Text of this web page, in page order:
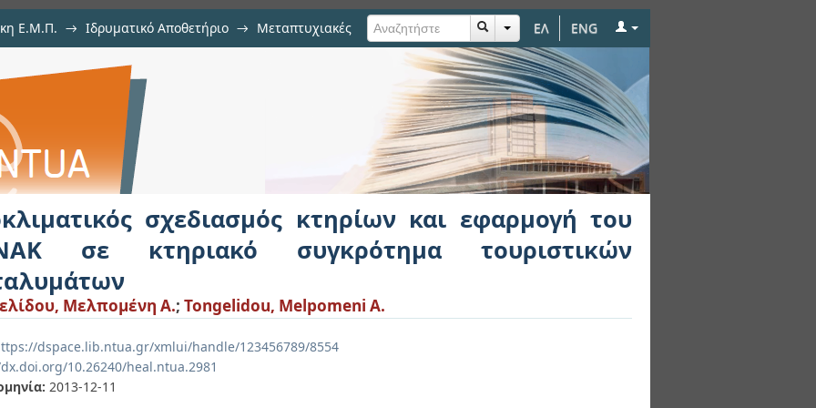
ΕΛ ENG
Ε.Μ.Π. → Ιδρυματικό Αποθετήριο → Μεταπτυχιακές
κτηρίων και εφαρμογή του ΚΕΝΑΚ σε κτηριακό
καταλυμάτων
σχεδιασμός κτηρίων και εφαρμογή του
σε κτηριακό συγκρότημα τουριστικών
Μελπομένη Α.; Tongelidou, Melpomeni A.
dspace.lib.ntua.gr/xmlui/handle/123456789/8554
10.26240/heal.ntua.2981
2013-12-11